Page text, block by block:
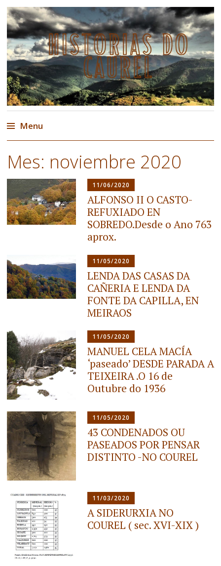
Historias do Courel
Historia, lendas e contos do Courel,
Caurel
Menu
al
Mes: noviembre 2020
11/06/2020
ALFONSO II O CASTO-
REFUXIADO EN
SOBREDO.Desde o Ano 763
aprox.
11/05/2020
LENDA DAS CASAS DA
CAÑERIA E LENDA DA
FONTE DA CAPILLA, EN
MEIRAOS
11/05/2020
MANUEL CELA MACÍA
‘paseado’ DESDE PARADA A
TEIXEIRA .O 16 de
Outubre do 1936
11/05/2020
43 CONDENADOS OU
PASEADOS POR PENSAR
DISTINTO -NO COUREL
11/03/2020
A SIDERURXIA NO
COUREL ( sec. XVI-XIX )